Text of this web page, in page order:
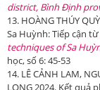
district, Bình Định
13. HOÀNG THÚY
Sa Huỳnh: Tiếp cận
techniques of Sa
học, số 6: 45-53
14. LÊ CẢNH LAM,
LONG 2024. Kết